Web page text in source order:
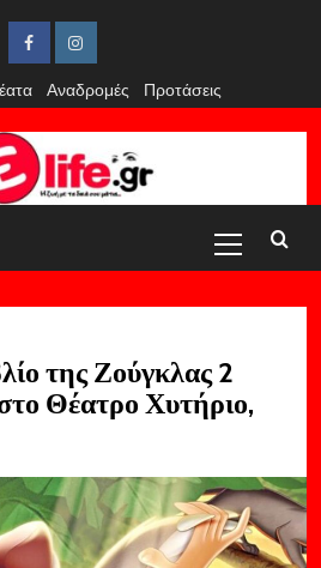
FacebookInstagram
Αναδρομές Προτάσεις
Menu
της Ζούγκλας 2
Θέατρο Χυτήριο,